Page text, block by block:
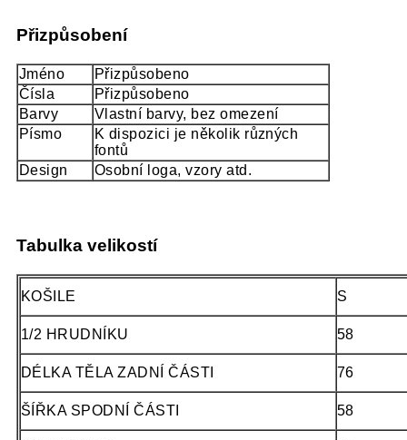
Přizpůsobení
Jméno
Přizpůsobeno
Čísla
Přizpůsobeno
Barvy
Vlastní barvy, bez omezení
Písmo
K dispozici je několik různých
fontů
Design
Osobní loga, vzory atd.
Tabulka velikostí
KOŠILE S
1/2 HRUDNÍKU 58
DÉLKA TĚLA ZADNÍ ČÁSTI 76
ŠÍŘKA SPODNÍ ČÁSTI 58